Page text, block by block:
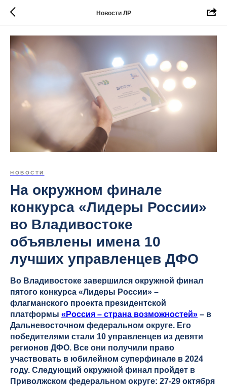
Новости ЛР
НОВОСТИ
На окружном финале
конкурса «Лидеры России»
во Владивостоке
объявлены имена 10
лучших управленцев ДФО
Во Владивостоке завершился окружной финал
пятого конкурса «Лидеры России» –
флагманского проекта президентской
платформы «Россия – страна возможностей» – в
Дальневосточном федеральном округе. Его
победителями стали 10 управленцев из девяти
регионов ДФО. Все они получили право
участвовать в юбилейном суперфинале в 2024
году. Следующий окружной финал пройдет в
Приволжском федеральном округе: 27-29 октября